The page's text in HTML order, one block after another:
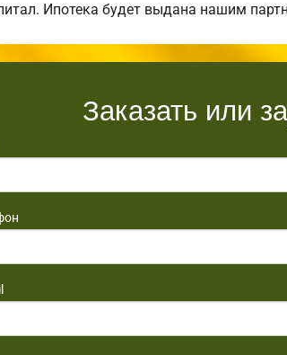
Ипотека будет выдана нашим
Заказать или